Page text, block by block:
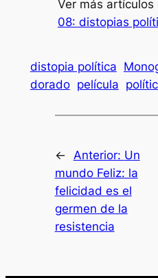
Ver más artículos
08: distopias
distopia política
dorado película
← Anterior: Un
mundo Feliz: la
felicidad es el
germen de la
resistencia